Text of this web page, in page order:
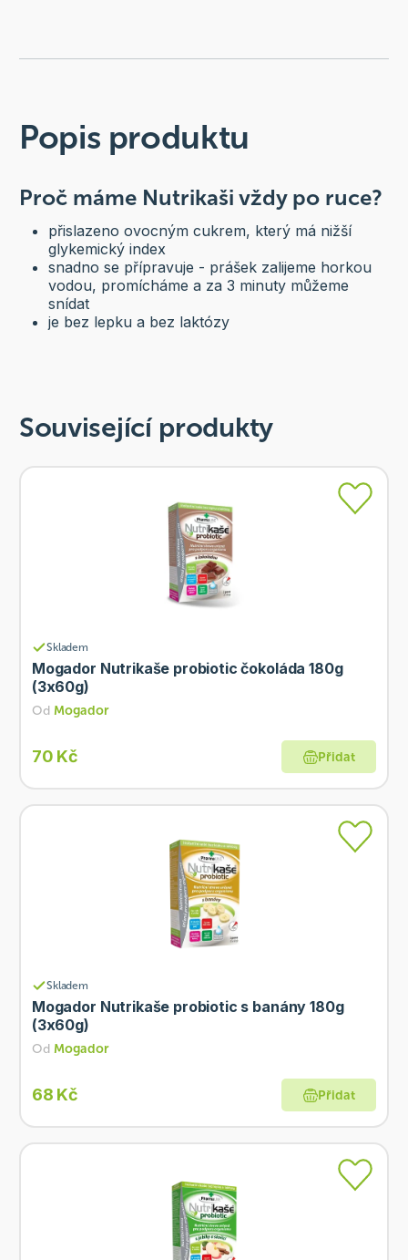
Popis produktu
Proč máme Nutrikaši vždy po ruce?
přislazeno ovocným cukrem, který má nižší
glykemický index
snadno se přípravuje - prášek zalijeme horkou
vodou, promícháme a za 3 minuty můžeme
snídat
je bez lepku a bez laktózy
Související produkty
Skladem
Mogador Nutrikaše probiotic čokoláda 180g
(3x60g)
Od Mogador
70 Kč Přidat
Skladem
Mogador Nutrikaše probiotic s banány 180g
(3x60g)
Od Mogador
68 Kč Přidat